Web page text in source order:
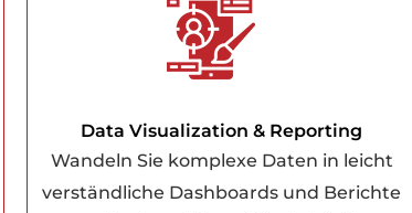
Data Visualization & Reporting
Wandeln Sie komplexe Daten in leicht
verständliche Dashboards und Berichte